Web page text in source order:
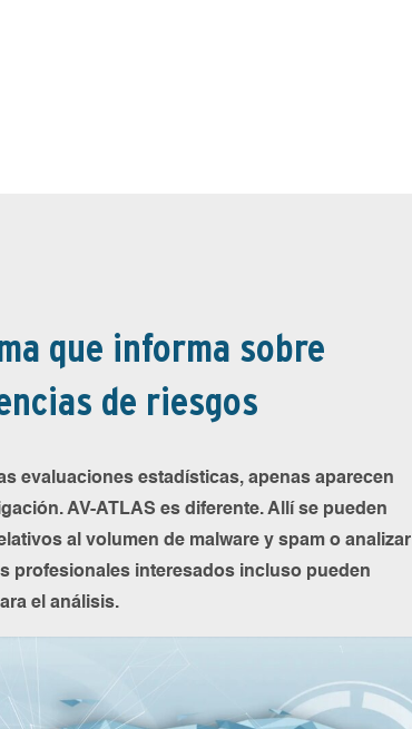
que informa sobre
de riesgos
evaluaciones estadísticas, apenas aparecen
AV-ATLAS es diferente. Allí se pueden
al volumen de malware y spam o analizar
profesionales interesados incluso pueden
el análisis.